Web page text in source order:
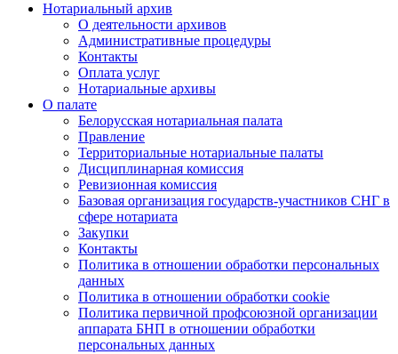
Нотариальный архив
О деятельности архивов
Административные процедуры
Контакты
Оплата услуг
Нотариальные архивы
О палате
Белорусская нотариальная палата
Правление
Территориальные нотариальные палаты
Дисциплинарная комиссия
Ревизионная комиссия
Базовая организация государств-участников СНГ в
сфере нотариата
Закупки
Контакты
Политика в отношении обработки персональных
данных
Политика в отношении обработки cookie
Политика первичной профсоюзной организации
аппарата БНП в отношении обработки
персональных данных